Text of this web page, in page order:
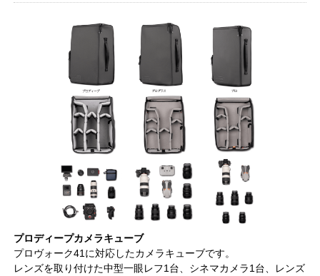
プロディープカメラキューブ
プロヴォーク41に対応したカメラキューブです。
レンズを取り付けた中型一眼レフ1台、シネマカメラ1台、レンズ